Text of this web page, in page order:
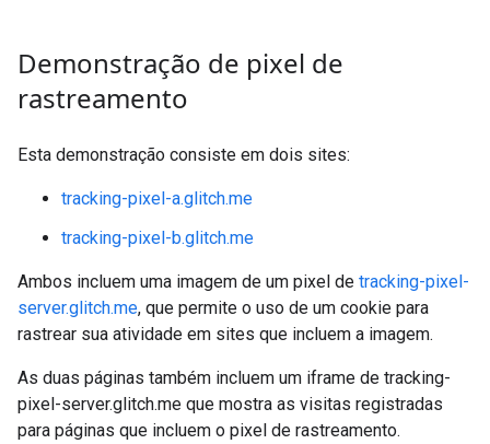
Demonstração de pixel de
rastreamento
Esta demonstração consiste em dois sites:
tracking-pixel-a.glitch.me
tracking-pixel-b.glitch.me
Ambos incluem uma imagem de um pixel de tracking-pixel-
server.glitch.me, que permite o uso de um cookie para
rastrear sua atividade em sites que incluem a imagem.
As duas páginas também incluem um iframe de tracking-
pixel-server.glitch.me que mostra as visitas registradas
para páginas que incluem o pixel de rastreamento.